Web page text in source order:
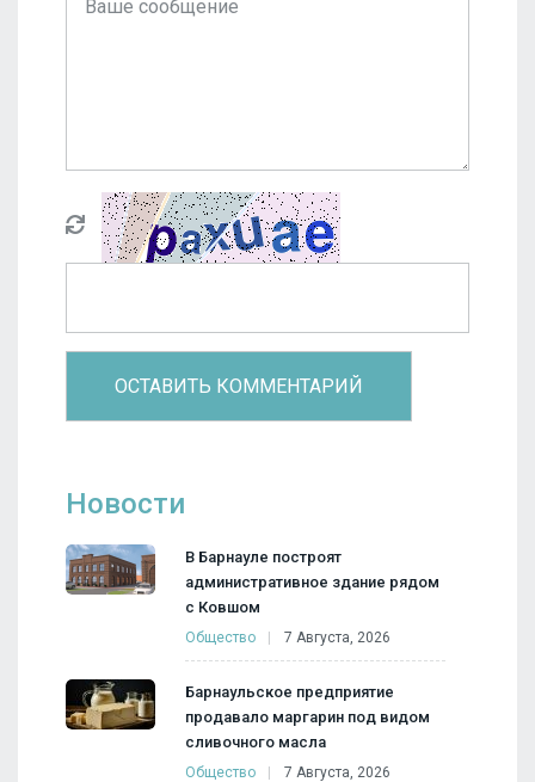
Новости
В Барнауле построят
административное здание рядом
с Ковшом
Общество 7 Августа, 2026
Барнаульское предприятие
продавало маргарин под видом
сливочного масла
Общество 7 Августа, 2026